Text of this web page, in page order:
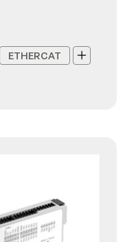
ETHERCAT